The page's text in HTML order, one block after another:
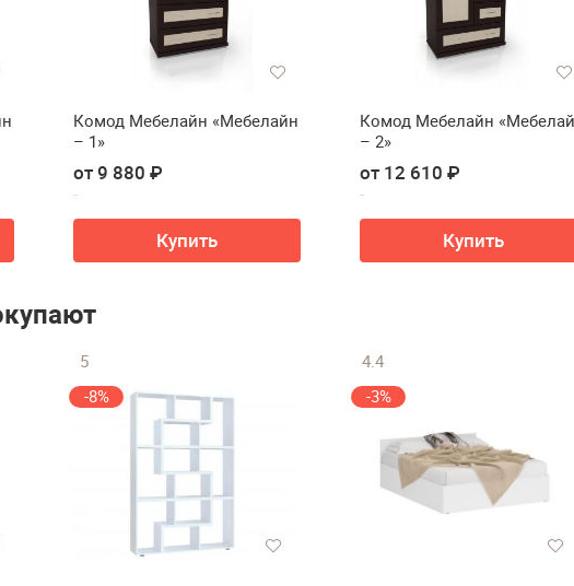
Комод Мебелайн «Мебелайн
– 1»
от 9 880 ₽
Купить
Комод Мебелайн
– 2»
от 12 610 ₽
Купить
5
-8%
4.4
-3%